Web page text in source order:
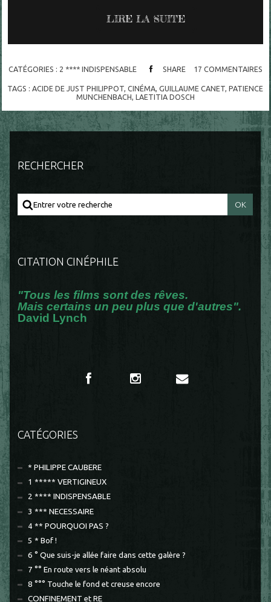
LIRE LA SUITE
CATÉGORIES : 2 **** INDISPENSABLE SHARE 17 COMMENTAIRES
TAGS :ACIDE DE JUST PHILIPPOT,CINÉMA,GUILLAUME CANET,PATIENCE
MUNCHENBACH, LAETITIA DOSCH
RECHERCHER
CITATION CINÉPHILE
"Tous les films sont des rêves.
Mais certains un peu plus que d'autres".
David Lynch
CATÉGORIES
* PHILIPPE CAUBERE
1 ***** VERTIGINEUX
2 **** INDISPENSABLE
3 *** NECESSAIRE
4 ** POURQUOI PAS ?
5 * Bof !
6 ° Que suis-je allée faire dans cette galère ?
7 °° En route vers le néant absolu
8 °°° Touche le fond et creuse encore
CONFINEMENT et RE